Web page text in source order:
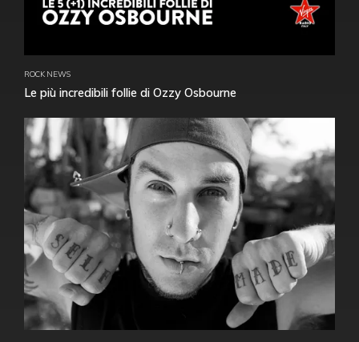
ROCK NEWS
Le più incredibili follie di Ozzy Osbourne